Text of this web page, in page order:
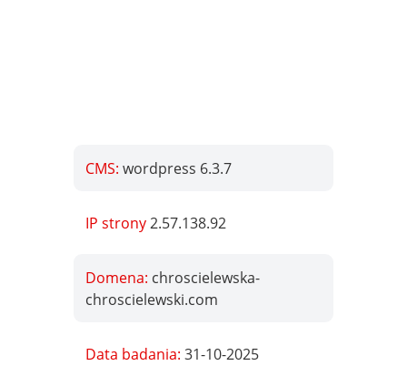
CMS:wordpress 6.3.7
IP strony2.57.138.92
Domena: chroscielewska-
chroscielewski.com
Data badania:31-10-2025